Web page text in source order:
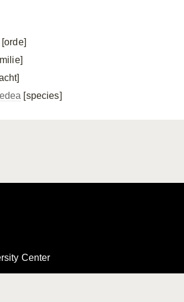
[species]
Center